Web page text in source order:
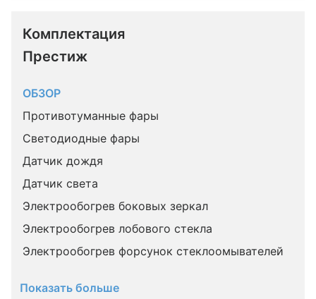
Комплектация
Престиж
ОБЗОР
Противотуманные фары
Светодиодные фары
Датчик дождя
Датчик света
Электрообогрев боковых зеркал
Электрообогрев лобового стекла
Электрообогрев форсунок стеклоомывателей
Показать больше